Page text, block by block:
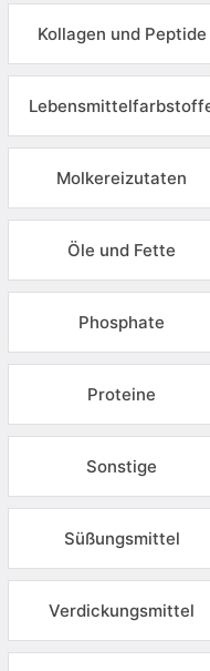
Kollagen und Peptide
Molkereizutaten
Öle und Fette
Phosphate
Proteine
Sonstige
Süßungsmittel
Verdickungsmittel